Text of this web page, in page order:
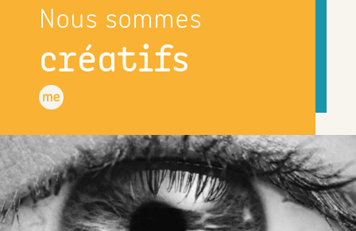
Nous sommes
créatifs